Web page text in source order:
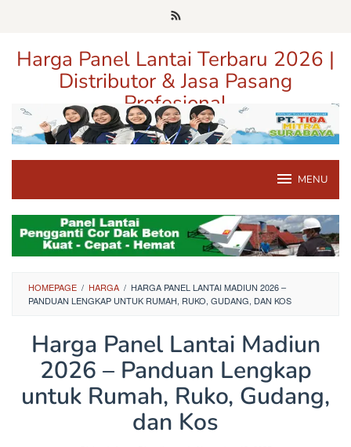
Harga Panel Lantai Terbaru 2026 |
Distributor & Jasa Pasang
Profesional
Pusat Informasi Harga, Distributor, dan Jasa Pasang Panel Lantai
Terpercaya di Jawa Timur
MENU
HOMEPAGE / HARGA / HARGA PANEL LANTAI MADIUN 2026 –
PANDUAN LENGKAP UNTUK RUMAH, RUKO, GUDANG, DAN KOS
Harga Panel Lantai Madiun
2026 – Panduan Lengkap
untuk Rumah, Ruko, Gudang,
dan Kos